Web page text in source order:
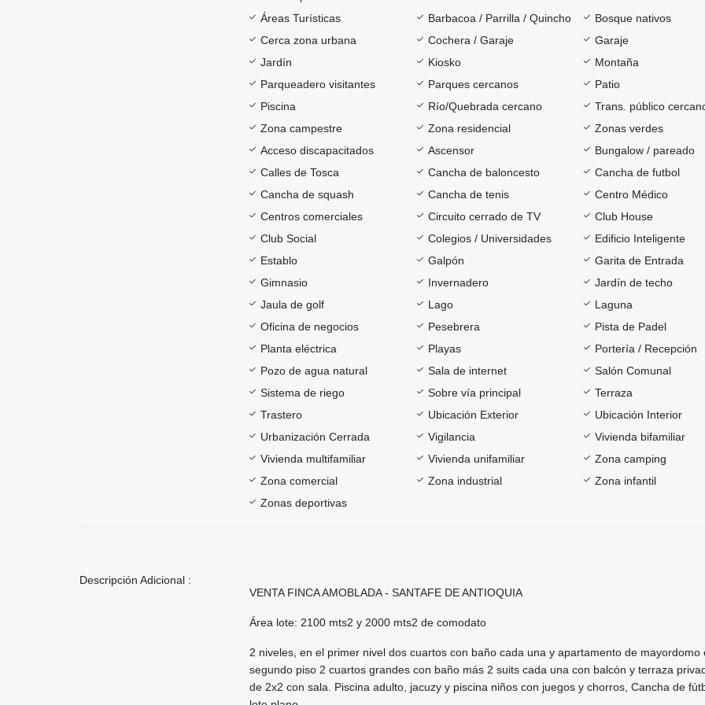
Áreas Turísticas
Barbacoa / Parrilla / Quincho
Bosque nativos
Cerca zona urbana
Cochera / Garaje
Garaje
Jardín
Kiosko
Montaña
Parqueadero visitantes
Parques cercanos
Patio
Piscina
Río/Quebrada cercano
Trans. público
Zona campestre
Zona residencial
Zonas verdes
Acceso discapacitados
Ascensor
Bungalow / pareado
Calles de Tosca
Cancha de baloncesto
Cancha de futbol
Cancha de squash
Cancha de tenis
Centro Médico
Centros comerciales
Circuito cerrado de TV
Club House
Club Social
Colegios / Universidades
Edificio Inteligente
Establo
Galpón
Garita de Entrada
Gimnasio
Invernadero
Jardín de techo
Jaula de golf
Lago
Laguna
Oficina de negocios
Pesebrera
Pista de Padel
Planta eléctrica
Playas
Portería / Recepción
Pozo de agua natural
Sala de internet
Salón Comunal
Sistema de riego
Sobre vía principal
Terraza
Trastero
Ubicación Exterior
Ubicación Interior
Urbanización Cerrada
Vigilancia
Vivienda bifamiliar
Vivienda multifamiliar
Vivienda unifamiliar
Zona camping
Zona comercial
Zona industrial
Zona infantil
Zonas deportivas
Descripción Adicional :
VENTA FINCA AMOBLADA - SANTAFE DE ANTIOQUIA
Área lote: 2100 mts2 y 2000 mts2 de comodato
2 niveles, en el primer nivel dos cuartos con baño cada una y apartamento de mayordomo
segundo piso 2 cuartos grandes con baño más 2 suits cada una con balcón y terraza
de 2x2 con sala. Piscina adulto, jacuzy y piscina niños con juegos y chorros, Cancha de